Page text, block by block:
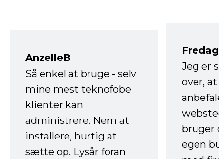
AnzelleB
Så enkel at bruge - selv
mine mest teknofobe
klienter kan
administrere. Nem at
installere, hurtig at
sætte op. Lysår foran
Jeg er
over,
bruger
egen